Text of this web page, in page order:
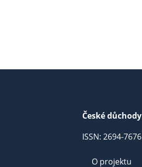
České důchody
ISSN: 2694-7676
O projektu